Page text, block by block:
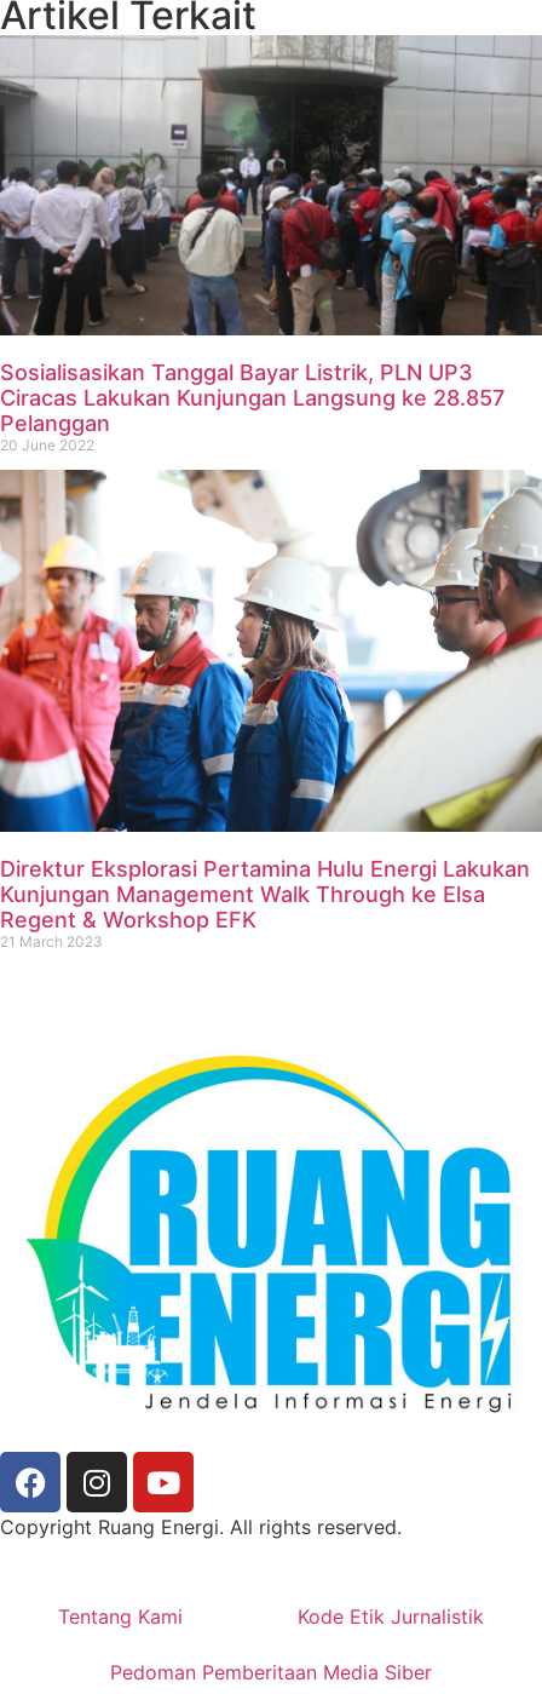
Artikel Terkait
Sosialisasikan Tanggal Bayar Listrik, PLN UP3
Ciracas Lakukan Kunjungan Langsung ke 28.857
Pelanggan
20 June 2022
Direktur Eksplorasi Pertamina Hulu Energi Lakukan
Kunjungan Management Walk Through ke Elsa
Regent & Workshop EFK
21 March 2023
Copyright Ruang Energi. All rights reserved.
Tentang Kami Kode Etik Jurnalistik
Pedoman Pemberitaan Media Siber